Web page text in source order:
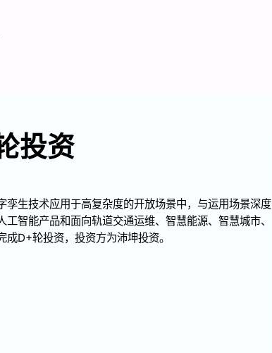
投资
孪生技术应用于高复杂度的开放场景中，与运用场景深度
智能产品和面向轨道交通运维、智慧能源、智慧城市、
D+轮投资，投资方为沛坤投资。